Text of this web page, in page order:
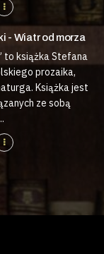
- Wiatr od morza
to książka Stefana
prozaika,
Książka jest
ze sobą